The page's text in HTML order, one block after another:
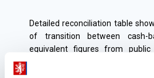
Detailed reconciliation table
of transition between cash-
equivalent figures from
based data are not available)
ESA standard, as required by